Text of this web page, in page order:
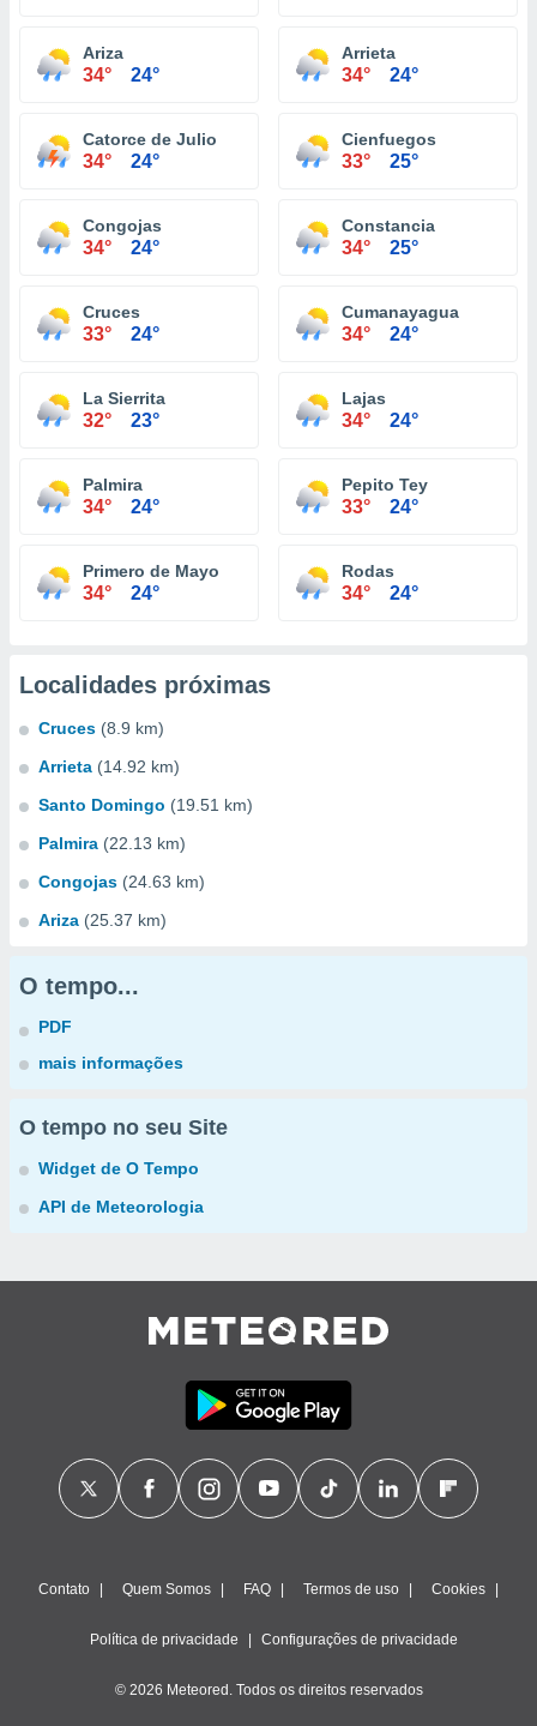
Ariza
34° 24°
Arrieta
34° 24°
Catorce de Julio
34° 24°
Cienfuegos
33° 25°
Congojas
34° 24°
Constancia
34° 25°
Cruces
33° 24°
Cumanayagua
34° 24°
La Sierrita
32° 23°
Lajas
34° 24°
Palmira
34° 24°
Pepito Tey
33° 24°
Primero de Mayo
34° 24°
Rodas
34° 24°
Localidades próximas
Cruces (8.9 km)
Arrieta (14.92 km)
Santo Domingo (19.51 km)
Palmira (22.13 km)
Congojas (24.63 km)
Ariza (25.37 km)
O tempo...
PDF
mais informações
O tempo no seu Site
Widget de O Tempo
API de Meteorologia
Contato Quem Somos FAQ Termos de uso Cookies
Política de privacidade Configurações de privacidade
© 2026 Meteored. Todos os direitos reservados